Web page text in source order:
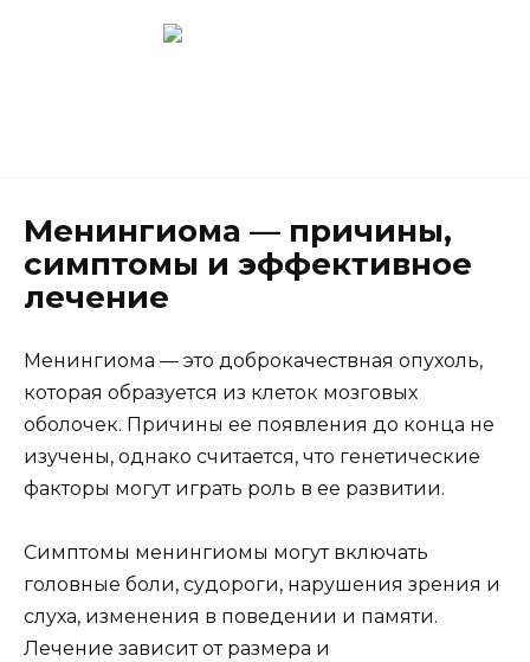
Менингиома — причины,
симптомы и эффективное
лечение
Менингиома — это доброкачествная опухоль,
которая образуется из клеток мозговых
оболочек. Причины ее появления до конца не
изучены, однако считается, что генетические
факторы могут играть роль в ее развитии.
Симптомы менингиомы могут включать
головные боли, судороги, нарушения зрения и
слуха, изменения в поведении и памяти.
Лечение зависит от размера и